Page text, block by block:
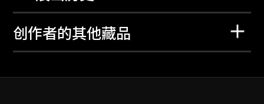
创作者的其他藏品